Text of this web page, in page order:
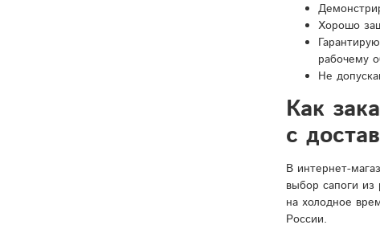
Хорошо
рабочему
Не
Как
с
В интернет-
выбор сапоги
на холодное
России.